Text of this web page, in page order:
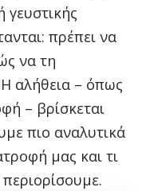
γευστικής
πρέπει να
να τη
αλήθεια – όπως
– βρίσκεται
πιο αναλυτικά
μας και τι